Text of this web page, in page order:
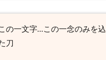
の一文字…この一念のみを
刀